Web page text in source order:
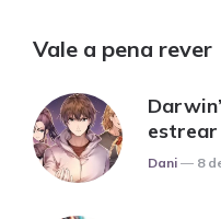
Vale a pena rever
Posted
Dani 8